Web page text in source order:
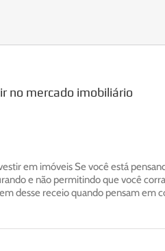
no mercado imobiliário
em imóveis Se você está
e não permitindo que você
desse receio quando pensam em